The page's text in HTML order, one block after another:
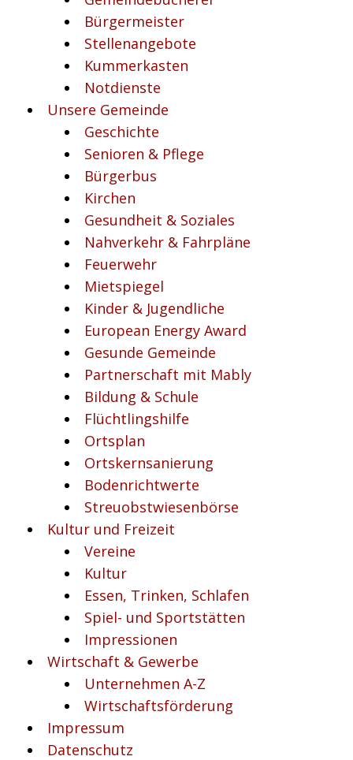
Bürgermeister
Stellenangebote
Kummerkasten
Notdienste
Unsere Gemeinde
Geschichte
Senioren & Pflege
Bürgerbus
Kirchen
Gesundheit & Soziales
Nahverkehr & Fahrpläne
Feuerwehr
Mietspiegel
Kinder & Jugendliche
European Energy Award
Gesunde Gemeinde
Partnerschaft mit Mably
Bildung & Schule
Flüchtlingshilfe
Ortsplan
Ortskernsanierung
Bodenrichtwerte
Streuobstwiesenbörse
Kultur und Freizeit
Vereine
Kultur
Essen, Trinken, Schlafen
Spiel- und Sportstätten
Impressionen
Wirtschaft & Gewerbe
Unternehmen A-Z
Wirtschaftsförderung
Impressum
Datenschutz